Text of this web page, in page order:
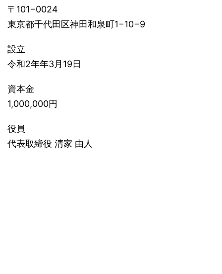
〒101−0024
東京都千代田区神田和泉町1−10−9
設立
令和2年年3月19日
資本金
1,000,000円
役員
代表取締役 清家 由人